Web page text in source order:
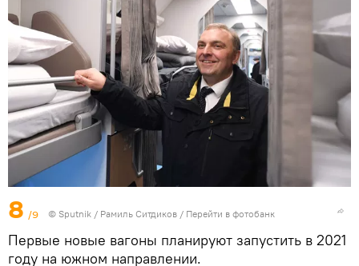
8 /9 © Sputnik / Рамиль Ситдиков / Перейти в фотобанк
Первые новые вагоны планируют запустить в 2021
году на южном направлении.